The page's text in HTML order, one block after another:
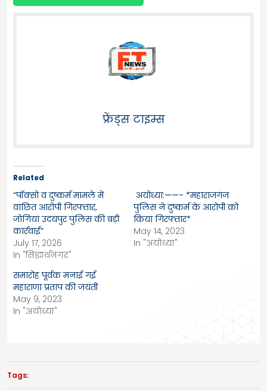
फ्रेंड्स टाइम्स
Related
“पॉक्सो व दुष्कर्म मामले में
वांछित आरोपी गिरफ्तार,
जोगिया उदयपुर पुलिस की बड़ी
कार्रवाई”
July 17, 2026
In "सिद्धार्थनगर"
अयोध्या:——- *महाराजगंज
पुलिस ने दुष्कर्म के आरोपी को
किया गिरफ्तार*
May 14, 2023
In "अयोध्या"
समारोह पूर्वक मनाई गई
महाराणा प्रताप की जयंती
May 9, 2023
In "अयोध्या"
Tags: